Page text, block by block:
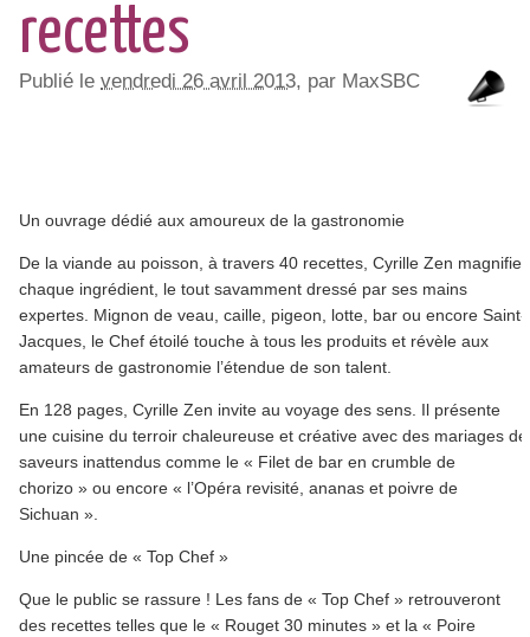
recettes
Publié levendredi 26 avril 2013, par MaxSBC
Un ouvrage dédié aux amoureux de la gastronomie
De la viande au poisson, à travers 40 recettes, Cyrille Zen magnifie
chaque ingrédient, le tout savamment dressé par ses mains
expertes. Mignon de veau, caille, pigeon, lotte, bar ou encore Saint-
Jacques, le Chef étoilé touche à tous les produits et révèle aux
amateurs de gastronomie l’étendue de son talent.
En 128 pages, Cyrille Zen invite au voyage des sens. Il présente
une cuisine du terroir chaleureuse et créative avec des mariages de
saveurs inattendus comme le « Filet de bar en crumble de
chorizo » ou encore « l’Opéra revisité, ananas et poivre de
Sichuan ».
Une pincée de « Top Chef »
Que le public se rassure ! Les fans de « Top Chef » retrouveront
des recettes telles que le « Rouget 30 minutes » et la « Poire